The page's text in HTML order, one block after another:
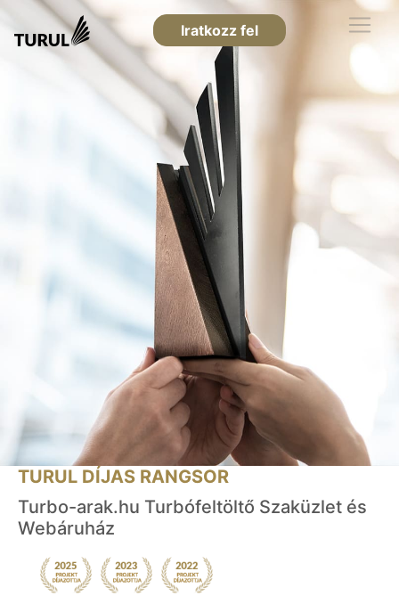
Iratkozz fel
TURUL DÍJAS RANGSOR
Turbo-arak.hu Turbófeltöltő Szaküzlet és
Webáruház